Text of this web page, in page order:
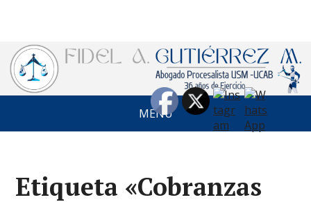
MENÚ
Etiqueta «Cobranzas